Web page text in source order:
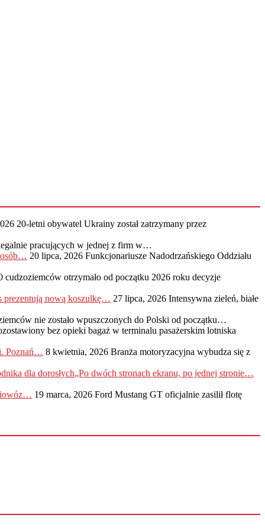
20-letni obywatel Ukrainy został zatrzymany przez
pracujących w jednej z firm w…
osób… 20 lipca, 2026 Funkcjonariusze Nadodrzańskiego Oddziału
cudzoziemców otrzymało od początku 2026 roku decyzje
prezentują nową koszulkę… 27 lipca, 2026 Intensywna zieleń, białe
nie zostało wpuszczonych do Polski od początku…
bez opieki bagaż w terminalu pasażerskim lotniska
Poznań… 8 kwietnia, 2026 Branża motoryzacyjna wybudza się z
„Po dwóch stronach ekranu, po jednej stronie…
19 marca, 2026 Ford Mustang GT oficjalnie zasilił flotę